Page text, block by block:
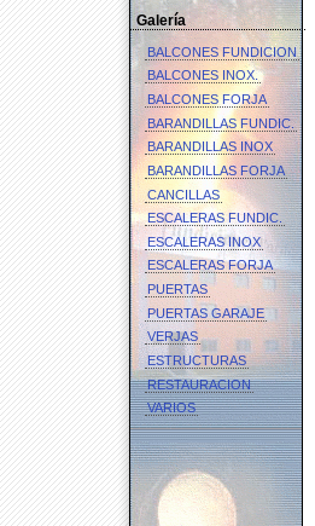
Galería
BALCONES FUNDICION
BALCONES INOX.
BALCONES FORJA
BARANDILLAS FUNDIC.
BARANDILLAS INOX
BARANDILLAS FORJA
CANCILLAS
ESCALERAS FUNDIC.
ESCALERAS INOX
ESCALERAS FORJA
PUERTAS
PUERTAS GARAJE
VERJAS
ESTRUCTURAS
RESTAURACION
VARIOS